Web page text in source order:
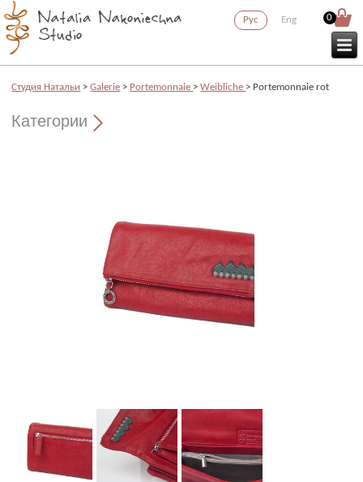
Рус Eng 0
Cтудия Натальи >Galerie > Portemonnaie >Weibliche > Portemonnaie rot
Категории